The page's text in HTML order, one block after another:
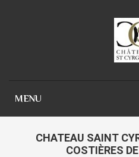
MENU
CHATEAU SAINT
COSTIÈRES